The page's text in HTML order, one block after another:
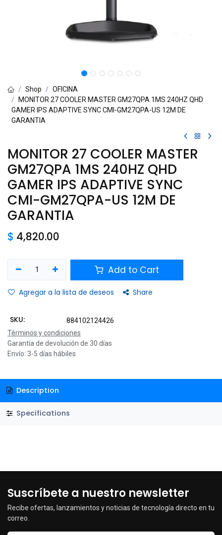
Shop
OFICINA
MONITOR 27 COOLER MASTER GM27QPA 1MS 240HZ QHD
GAMER IPS ADAPTIVE SYNC CMI-GM27QPA-US 12M DE
GARANTIA
MONITOR 27 COOLER MASTER
GM27QPA 1MS 240HZ QHD
GAMER IPS ADAPTIVE SYNC
CMI-GM27QPA-US 12M DE
GARANTIA
$ 4,820.00
Add to Cart
Agregar a la lista de deseos Share
SKU:
884102124426
Términos y condiciones
Garantía de devolución de 30 días
Envío: 3-5 días hábiles
Description
Specifications
Suscríbete a nuestro newsletter
Recibe ofertas, lanzamientos y noticias de tecnología directo en tu
correo.